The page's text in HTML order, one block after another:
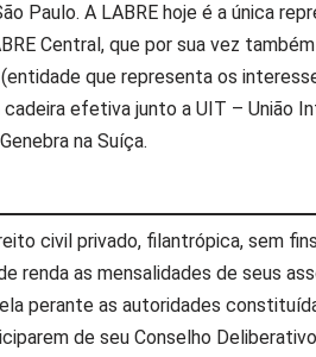
Paulo. A LABRE hoje é a única
Central, que por sua vez
que representa os
efetiva junto a UIT – União
na Suíça.
civil privado, filantrópica, sem
renda as mensalidades de seus
perante as autoridades
de seu Conselho